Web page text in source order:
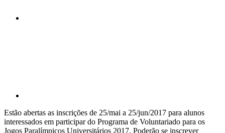
Estão abertas as inscrições de 25/mai a 25/jun/2017 para alunos
interessados em participar do Programa de Voluntariado para os
Jogos Paralímpicos Universitários 2017. Poderão se inscrever